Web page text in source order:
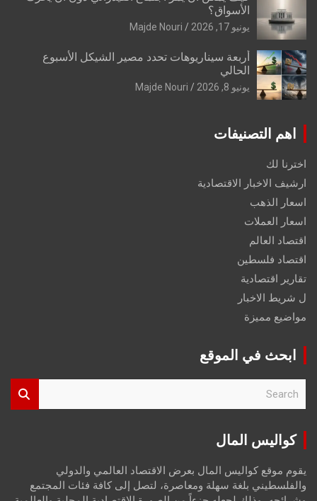
الأسواق؟
يونيو 17, 2026 Majde Nouri
أربعة سيناريوهات تحدد مصير الشيكل الأسبوع
الحالي
يونيو 8, 2026 Majde Nouri
اهم التصنيفات
اخترنا لك
ارشيف الاخبار الاقتصادية
اسعار الذهب
اسعار العملات
اقتصاد العالم
اقتصاد فلسطين
تقارير اقتصادية
ل شريط الاخبار
مواضيع مميزة
ابحث في الموقع
r
كواليس المال
يقوم موقع كواليس المال بعرض الاقتصاد العالمي والدولي
والفلسطيني بلغة سهلة ومعاصرة، لتصل إلى كافة فئات المجتمع